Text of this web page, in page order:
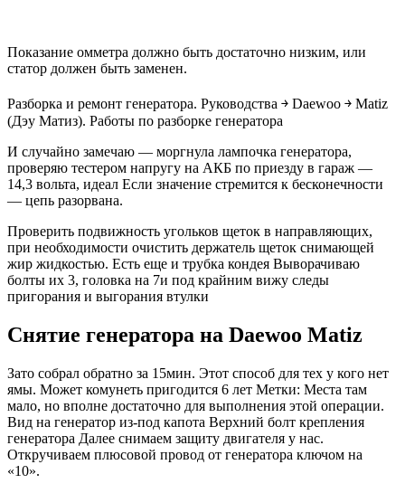
Показание омметра должно быть достаточно низким, или
статор должен быть заменен.
Разборка и ремонт генератора. Руководства ￫ Daewoo ￫ Matiz
(Дэу Матиз). Работы по разборке генератора
И случайно замечаю — моргнула лампочка генератора,
проверяю тестером напругу на АКБ по приезду в гараж —
14,3 вольта, идеал Если значение стремится к бесконечности
— цепь разорвана.
Проверить подвижность угольков щеток в направляющих,
при необходимости очистить держатель щеток снимающей
жир жидкостью. Есть еще и трубка кондея Выворачиваю
болты их 3, головка на 7и под крайним вижу следы
пригорания и выгорания втулки
Снятие генератора на Daewoo Matiz
Зато собрал обратно за 15мин. Этот способ для тех у кого нет
ямы. Может комунеть пригодится 6 лет Метки: Места там
мало, но вполне достаточно для выполнения этой операции.
Вид на генератор из-под капота Верхний болт крепления
генератора Далее снимаем защиту двигателя у нас.
Откручиваем плюсовой провод от генератора ключом на
«10».